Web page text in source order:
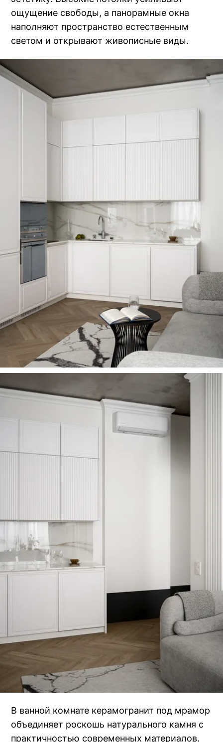
ощущение свободы, а панорамные окна
наполняют пространство естественным
светом и открывают живописные виды.
В ванной комнате керамогранит под мрамор
объединяет роскошь натурального камня с
практичностью современных материалов.